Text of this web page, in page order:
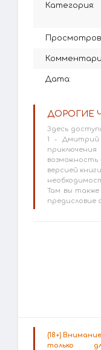
Категория:
Дата:
ДОРОГИЕ
Здесь
1 - Дмитрий
возможность
версией
Там вы также
предисловие
(18+)
только